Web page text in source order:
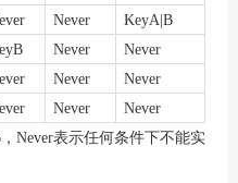
Never
KeyA|B
Never
Never
Never
Never
Never
Never
， Never表示任何条件下不能实